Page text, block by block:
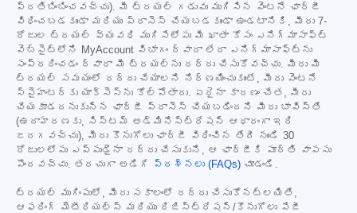
ప్రతిబింబించవచ్చు). మీ ట్రయల్ గడువు ముగిసిన వెంటనే ఛార్జీ
విధించబడకుండా మరియు ప్రాసెస్ చేయబడకుండా ఉండటానికి, మీరు 7-
రోజుల ట్రయల్ వ్యవధి ముగిసేలోపు మీ ఖాతా కోసం ఎనిగ్మాసాఫ్ట్
వెబ్‌సైట్‌లోని MyAccount విభాగం ద్వారా లేదా ఎనిగ్మాసాఫ్ట్‌ను
సంప్రదించడం ద్వారా మీ ట్రయల్‌ను రద్దు చేసుకోవచ్చు. మీరు మీ
ట్రయల్ సమయంలో రద్దు చేయాలని నిర్ణయించుకుంటే, మీరు వెంటనే
స్పైహంటర్‌కు యాక్సెస్‌ను కోల్పోతారు. ఏదైనా కారణం చేత, మీరు
చేయకూడదనుకున్న ఛార్జీ ప్రాసెస్ చేయబడిందని మీరు భావిస్తే
(ఉదాహరణకు, సిస్టమ్ అడ్మినిస్ట్రేషన్ ఆధారంగా ఇది
జరగవచ్చు), మీరు కొనుగోలు ఛార్జీ విధించిన తేదీ నుండి 30
రోజులలోపు ఎప్పుడైనా రద్దు చేసుకుని, ఆ ఛార్జీకి పూర్తి వాపసు
పొందవచ్చు. తరచుగా అడిగే
ప్రశ్నలు (FAQs) చూడండి.
ట్రయల్ ముగింపులో, మీరు సకాలంలో రద్దు చేసుకోనట్లయితే,
ఆఫరింగ్ మెటీరియల్స్ మరియు రిజిస్ట్రేషన్/కొనుగోలు పేజీ